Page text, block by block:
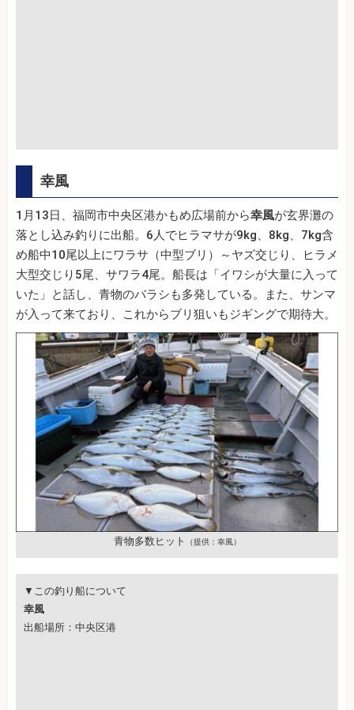
幸風
1月13日、福岡市中央区港かもめ広場前から幸風が玄界灘の
落とし込み釣りに出船。6人でヒラマサが9kg、8kg、7kg含
め船中10尾以上にワラサ（中型ブリ）～ヤズ交じり、ヒラメ
大型交じり5尾、サワラ4尾。船長は「イワシが大量に入って
いた」と話し、青物のバラシも多発している。また、サンマ
が入って来ており、これからブリ狙いもジギングで期待大。
青物多数ヒット （提供：幸風）
▼この釣り船について
幸風
出船場所：中央区港